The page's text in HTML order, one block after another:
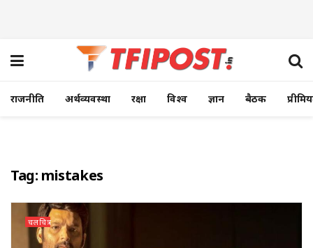
राजनीति अर्थव्यवस्था रक्षा विश्व ज्ञान बैठक
Tag: mistakes
चलचित्र